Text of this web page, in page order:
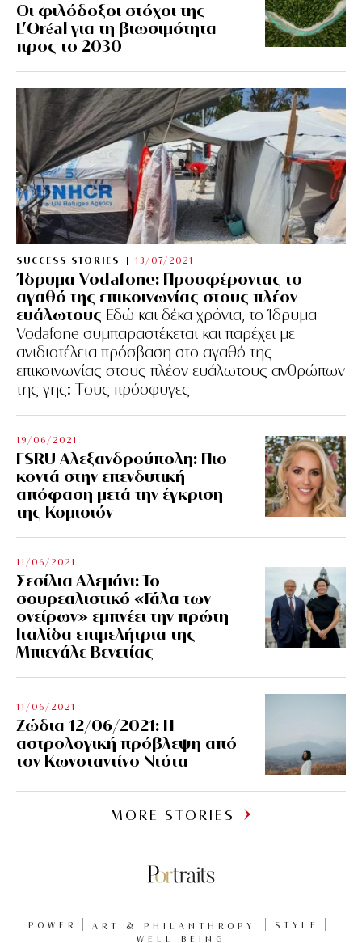
Οι φιλόδοξοι στόχοι της
L’Oréal για τη βιωσιμότητα
προς το 2030
SUCCESS STORIES 13/07/2021
Ίδρυμα Vodafone: Προσφέροντας το
αγαθό της επικοινωνίας στους πλέον
ευάλωτους Εδώ και δέκα χρόνια, το Ίδρυμα
Vodafone συμπαραστέκεται και παρέχει με
ανιδιοτέλεια πρόσβαση στο αγαθό της
επικοινωνίας στους πλέον ευάλωτους ανθρώπων
της γης: Tους πρόσφυγες
19/06/2021
FSRU Αλεξανδρούπολη: Πιο
κοντά στην επενδυτική
απόφαση μετά την έγκριση
της Κομισιόν
11/06/2021
Σεσίλια Αλεμάνι: Το
σουρεαλιστικό «Γάλα των
ονείρων» εμπνέει την πρώτη
Ιταλίδα επιμελήτρια της
Μπιενάλε Βενετίας
11/06/2021
Ζώδια 12/06/2021: Η
αστρολογική πρόβλεψη από
τον Κωνσταντίνο Ντότα
MORE STORIES
POWER ART & PHILANTHROPY
STYLE
WELL BEING